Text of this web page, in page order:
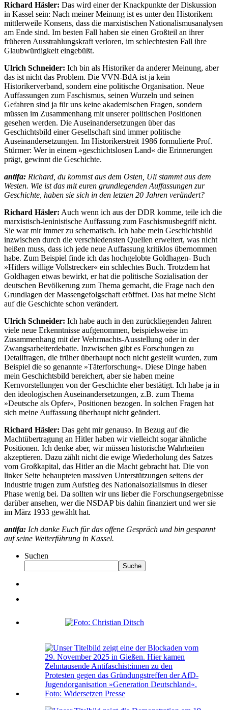
Richard Häsler: Das wird einer der Knackpunkte der Diskussion
in Kassel sein: Nach meiner Meinung ist es unter den Historikern
mittlerweile Konsens, dass die marxistischen Nationalismusanalysen
am Ende sind. Im besten Fall haben sie einen Großteil an ihrer
früheren Ausstrahlungskraft verloren, im schlechtesten Fall ihre
Glaubwürdigkeit eingebüßt.
Ulrich Schneider: Ich bin als Historiker da anderer Meinung, aber
das ist nicht das Problem. Die VVN-BdA ist ja kein
Historikerverband, sondern eine politische Organisation. Neue
Auffassungen zum Faschismus, seinen Wurzeln und seinen
Gefahren sind ja für uns keine akademischen Fragen, sondern
müssen im Zusammenhang mit unserer politischen Positionen
gesehen werden. Die Auseinandersetzungen über das
Geschichtsbild einer Gesellschaft sind immer politische
Auseinandersetzungen. Im Historikerstreit 1986 formulierte Prof.
Stürmer: Wer in einem »geschichtslosen Land« die Erinnerungen
prägt, gewinnt die Geschichte.
antifa: Richard, du kommst aus dem Osten, Uli stammt aus dem
Westen. Wie ist das mit euren grundlegenden Auffassungen zur
Geschichte, haben sie sich in den letzten 20 Jahren verändert?
Richard Häsler: Auch wenn ich aus der DDR komme, teile ich die
marxistisch-leninistische Auffassung zum Faschismusbegriff nicht.
Sie war mir immer zu schematisch. Ich habe mein Geschichtsbild
inzwischen durch die verschiedensten Quellen erweitert, was nicht
heißen muss, dass ich jede neue Auffassung kritiklos übernommen
habe. Zum Beispiel finde ich das hochgelobte Goldhagen- Buch
»Hitlers willige Vollstrecker« ein schlechtes Buch. Trotzdem hat
Goldhagen etwas bewirkt, er hat die politische Sozialisation der
deutschen Bevölkerung zum Thema gemacht, die Frage nach den
Grundlagen der Massengefolgschaft eröffnet. Das hat meine Sicht
auf die Geschichte schon verändert.
Ulrich Schneider: Ich habe auch in den zurückliegenden Jahren
viele neue Erkenntnisse aufgenommen, beispielsweise im
Zusammenhang mit der Wehrmachts-Ausstellung oder in der
Zwangsarbeiterdebatte. Inzwischen gibt es Forschungen zu
Detailfragen, die früher überhaupt noch nicht gestellt wurden, zum
Beispiel die so genannte »Täterforschung«. Diese Dinge haben
mein Geschichtsbild bereichert, aber sie haben meine
Kernvorstellungen von der Geschichte eher bestätigt. Ich habe ja in
den ideologischen Auseinandersetzungen, z.B. zum Thema
»Deutsche als Opfer«, Positionen bezogen. In solchen Fragen hat
sich meine Auffassung überhaupt nicht geändert.
Richard Häsler: Das geht mir genauso. In Bezug auf die
Machtübertragung an Hitler haben wir vielleicht sogar ähnliche
Positionen. Ich denke aber, wir müssen historische Wahrheiten
akzeptieren. Dazu zählt nicht die ewige Wiederholung des Satzes
vom Großkapital, das Hitler an die Macht gebracht hat. Die von
linker Seite behaupteten massiven Unterstützungen seitens der
Industrie trugen zum Aufstieg des Nationalsozialismus in dieser
Phase wenig bei. Da sollten wir uns lieber die Forschungsergebnisse
darüber ansehen, wer die NSDAP bis dahin finanziert und wer sie
im März 1933 gewählt hat.
antifa: Ich danke Euch für das offene Gespräch und bin gespannt
auf seine Weiterführung in Kassel.
Suchen
Suche